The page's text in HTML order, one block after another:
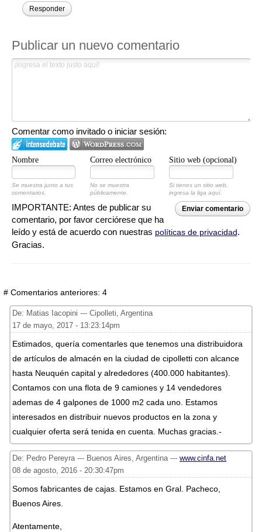
Responder
Publicar un nuevo comentario
Comentar como invitado o iniciar sesión:
Nombre Correo electrónico Sitio web (opcional)
Se muestra junto a tus
comentarios.
No se muestra
públicamente.
Si tienes un sitio web,
ingresa la liga aquí.
Enviar comentario
IMPORTANTE: Antes de publicar su
comentario, por favor cerciórese que ha
leído y está de acuerdo con nuestras políticas de privacidad.
Gracias.
# Comentarios anteriores: 4
De: Matias Iacopini --- Cipolleti, Argentina
17 de mayo, 2017 - 13:23:14pm
Estimados, quería comentarles que tenemos una distribuidora
de artículos de almacén en la ciudad de cipolletti con alcance
hasta Neuquén capital y alrededores (400.000 habitantes).
Contamos con una flota de 9 camiones y 14 vendedores
ademas de 4 galpones de 1000 m2 cada uno. Estamos
interesados en distribuir nuevos productos en la zona y
cualquier oferta será tenida en cuenta. Muchas gracias.-
De: Pedro Pereyra --- Buenos Aires, Argentina --- www.cinfa.net
08 de agosto, 2016 - 20:30:47pm
Somos fabricantes de cajas. Estamos en Gral. Pacheco,
Buenos Aires.
Atentamente,